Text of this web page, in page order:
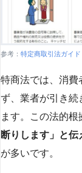
参考： 特定商取引法ガイド
特商法では、消費
ず、業者が引き続
ます。この法的根
断りします」と伝
が多いです​​。